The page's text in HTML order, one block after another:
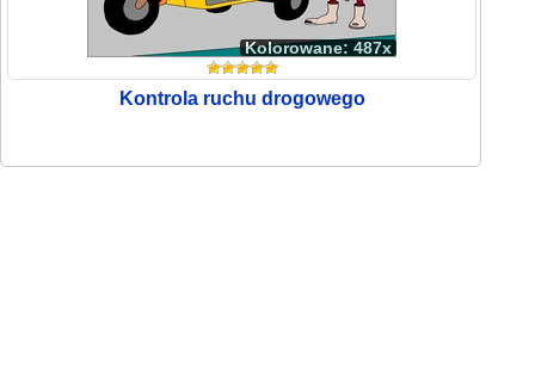
Kolorowane: 487x
Kontrola ruchu drogowego